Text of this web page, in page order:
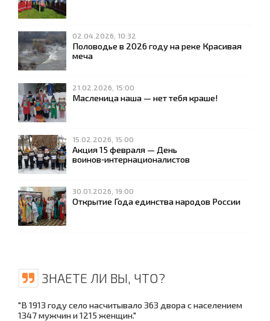
02.04.2026, 10:32
Половодье в 2026 году на реке Красивая
меча
21.02.2026, 15:00
Масленица наша — нет тебя краше!
15.02.2026, 15:00
Акция 15 февраля — День
воинов‑интернационалистов
30.01.2026, 19:00
Открытие Года единства народов России
ЗНАЕТЕ ЛИ ВЫ, ЧТО?
"В 1913 году село насчитывало 363 двора с населением
1347 мужчин и 1215 женщин."